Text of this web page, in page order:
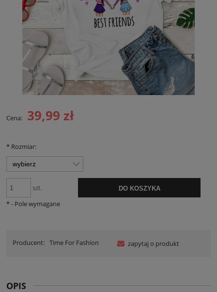
Cena: 39,99 zł
* Rozmiar:
szt. DO KOSZYKA
*- Pole wymagane
Producent: Time For Fashion zapytaj o produkt
OPIS